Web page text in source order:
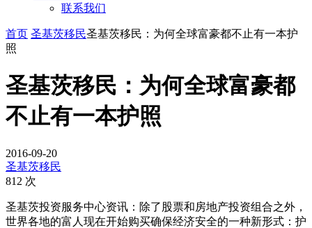
联系我们
首页 圣基茨移民圣基茨移民：为何全球富豪都不止有一本护
照
圣基茨移民：为何全球富豪都
不止有一本护照
2016-09-20
圣基茨移民
812 次
圣基茨投资服务中心资讯：除了股票和房地产投资组合之外，
世界各地的富人现在开始购买确保经济安全的一种新形式：护